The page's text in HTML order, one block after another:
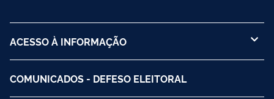
ACESSO À INFORMAÇÃO
COMUNICADOS - DEFESO ELEITORAL